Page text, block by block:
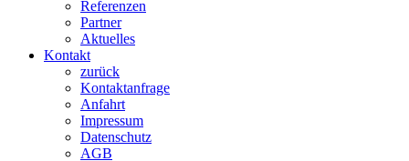
Referenzen
Partner
Aktuelles
Kontakt
zurück
Kontaktanfrage
Anfahrt
Impressum
Datenschutz
AGB